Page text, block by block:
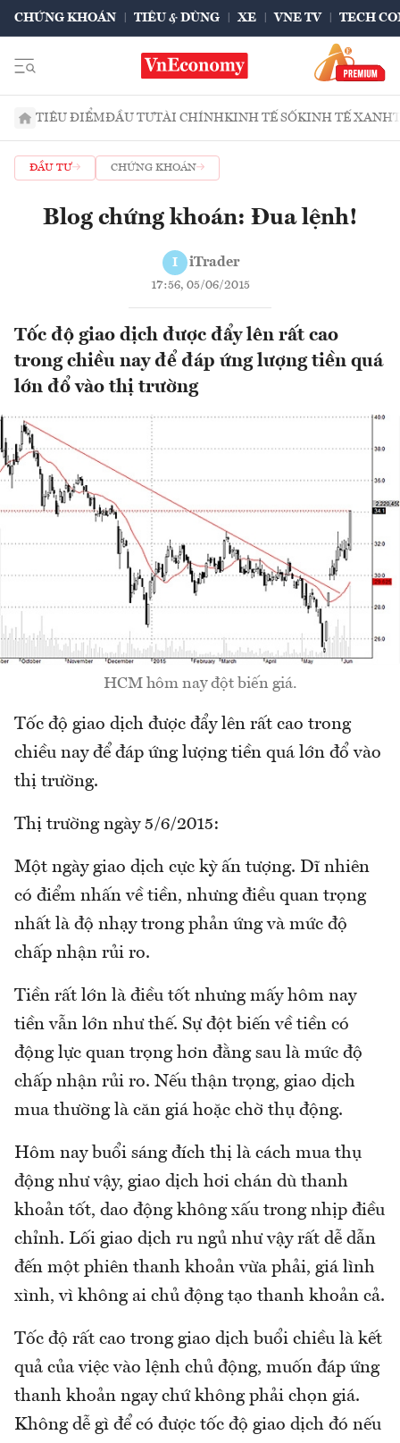
CHỨNG KHOÁN TIÊU & DÙNG XE VNE TV TECH
TIÊU ĐIỂMĐẦU TƯTÀI CHÍNHKINH TẾ SỐKINH TẾ XANH
ĐẦU TƯ CHỨNG KHOÁN
Blog chứng khoán: Đua lệnh!
I iTrader
17:56, 05/06/2015
Tốc độ giao dịch được đẩy lên rất cao
trong chiều nay để đáp ứng lượng tiền quá
lớn đổ vào thị trường
HCM hôm nay đột biến giá.
Tốc độ giao dịch được đẩy lên rất cao trong
chiều nay để đáp ứng lượng tiền quá lớn đổ vào
thị trường.
Thị trường ngày 5/6/2015:
Một ngày giao dịch cực kỳ ấn tượng. Dĩ nhiên
có điểm nhấn về tiền, nhưng điều quan trọng
nhất là độ nhạy trong phản ứng và mức độ
chấp nhận rủi ro.
Tiền rất lớn là điều tốt nhưng mấy hôm nay
tiền vẫn lớn như thế. Sự đột biến về tiền có
động lực quan trọng hơn đằng sau là mức độ
chấp nhận rủi ro. Nếu thận trọng, giao dịch
mua thường là căn giá hoặc chờ thụ động.
Hôm nay buổi sáng đích thị là cách mua thụ
động như vậy, giao dịch hơi chán dù thanh
khoản tốt, dao động không xấu trong nhịp điều
chỉnh. Lối giao dịch ru ngủ như vậy rất dễ dẫn
đến một phiên thanh khoản vừa phải, giá lình
xình, vì không ai chủ động tạo thanh khoản cả.
Tốc độ rất cao trong giao dịch buổi chiều là kết
quả của việc vào lệnh chủ động, muốn đáp ứng
thanh khoản ngay chứ không phải chọn giá.
Không dễ gì để có được tốc độ giao dịch đó nếu